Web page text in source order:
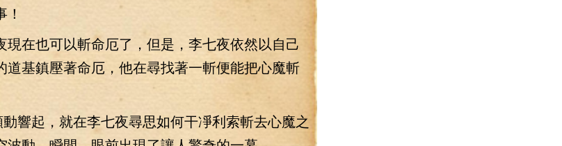
也可以斬命厄了，但是，李七夜依然以自己
道基鎮壓著命厄，他在尋找著一斬便能把心魔斬
，就在李七夜尋思如何干凈利索斬去心魔之